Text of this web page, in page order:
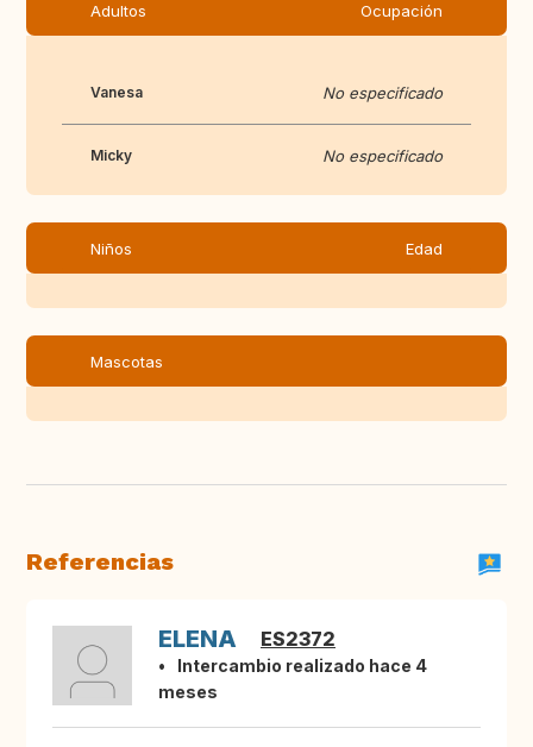
Adultos Ocupación
Vanesa No especificado
Micky No especificado
Niños Edad
Mascotas
Referencias
ELENA ES2372
Intercambio realizado hace 4
meses